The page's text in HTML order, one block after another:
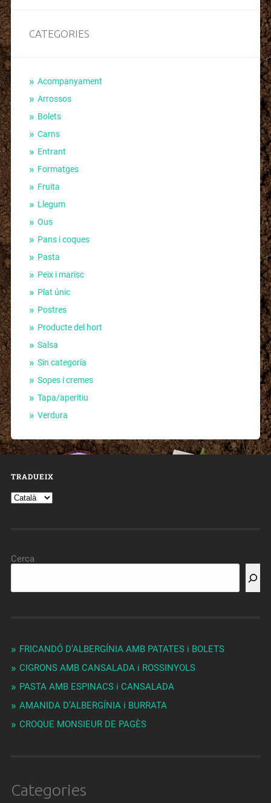
CATEGORIES
Acompanyament
Arrossos
Bolets
Carns
Entrant
Formatges
Fruita
Llegum
Ous
Pans i coques
Pasta
Peix i marisc
Plat únic
Postres
Producte del hort
Salsa
Sin categoría
Sopes i cremes
Tapa/aperitiu
Verdura
TRADUEIX
Cerca
FRICANDÓ D’ALBERGÍNIA AMB PATATES i BOLETS
CIGRONS AMB CANSALADA i ROSSINYOLS
PASTA AMB ESPINACS i CANSALADA
AMANIDA D’ALBERGÍNIA i BURRATA
CROQUE MONSIEUR DE PAGÈS
Categories